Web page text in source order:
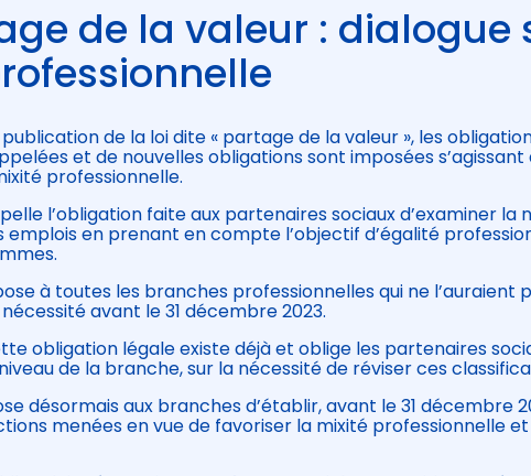
de la valeur : dialogue
publication de la loi dite « partage de la valeur », les
et de nouvelles obligations sont imposées
professionnelle.
l’obligation faite aux partenaires sociaux d’examiner la
emplois en prenant en compte l’objectif d’égalité
à toutes les branches professionnelles qui ne l’auraient
avant le 31 décembre 2023.
obligation légale existe déjà et oblige les partenaires
de la branche, sur la nécessité de réviser ces
désormais aux branches d’établir, avant le 31 décembre
menées en vue de favoriser la mixité professionnelle